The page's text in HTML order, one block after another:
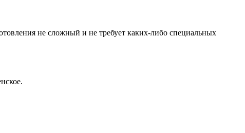
не сложный и не требует каких-либо специальных